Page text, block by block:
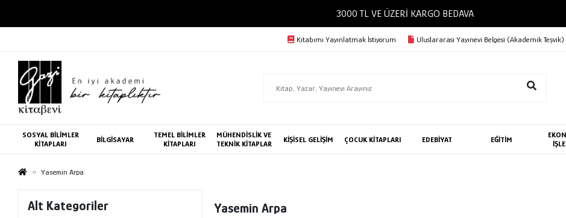
3000 TL VE ÜZERİ KARGO BEDAVA
Kitabımı Yayınlatmak İstiyorum Uluslararası Yayınevi Belgesi (Akademik Teşvik)
SOSYAL BİLİMLER
KİTAPLARI
BİLGİSAYAR
TEMEL BİLİMLER
KİTAPLARI
MÜHENDİSLİK VE
TEKNİK KİTAPLAR
KİŞİSEL GELİŞİM ÇOCUK KİTAPLARI EDEBİYAT EĞİTİM
Yasemin Arpa
Alt Kategoriler Yasemin Arpa